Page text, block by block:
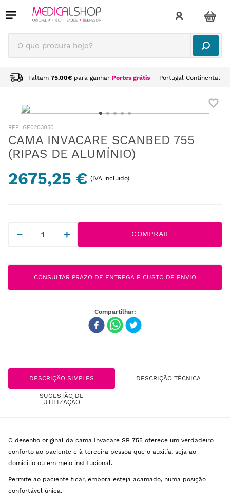
O que procura hoje?
Faltam 75.00€ para ganhar Portes grátis - Portugal Continental
: GE0203050
CAMA INVACARE SCANBED 755
(RIPAS DE ALUMÍNIO)
2675,25 € (IVA incluido)
＋
－ COMPRAR
CONSULTAR PRAZO DE ENTREGA E CUSTO DE ENVIO
DESCRIÇÃO SIMPLES DESCRIÇÃO TÉCNICA
SUGESTÃO DE
UTILIZAÇÃO
O desenho original da cama Invacare SB 755 oferece um verdadeiro
conforto ao paciente e à terceira pessoa que o auxilía, seja ao
domicilio ou em meio institucional.
Permite ao paciente ficar, embora esteja acamado, numa posição
confortável única.